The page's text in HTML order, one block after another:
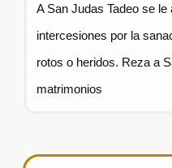
A San Judas Tadeo se
intercesiones por la
rotos o heridos. Reza a
matrimonios